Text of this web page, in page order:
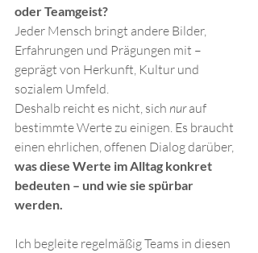
oder Teamgeist?
Jeder Mensch bringt andere Bilder,
Erfahrungen und Prägungen mit –
geprägt von Herkunft, Kultur und
sozialem Umfeld.
Deshalb reicht es nicht, sich nur auf
bestimmte Werte zu einigen. Es braucht
einen ehrlichen, offenen Dialog darüber,
was diese Werte im Alltag konkret
bedeuten – und wie sie spürbar
werden.
Ich begleite regelmäßig Teams in diesen